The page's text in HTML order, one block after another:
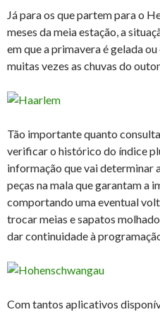
Já para os que partem para o
meses da meia estação, a
em que a primavera é gelada
muitas vezes as chuvas do
Tão importante quanto
verificar o histórico do índice
informação que vai determinar
peças na mala que garantam a
comportando uma eventual
trocar meias e sapatos
dar continuidade à
Com tantos aplicativos